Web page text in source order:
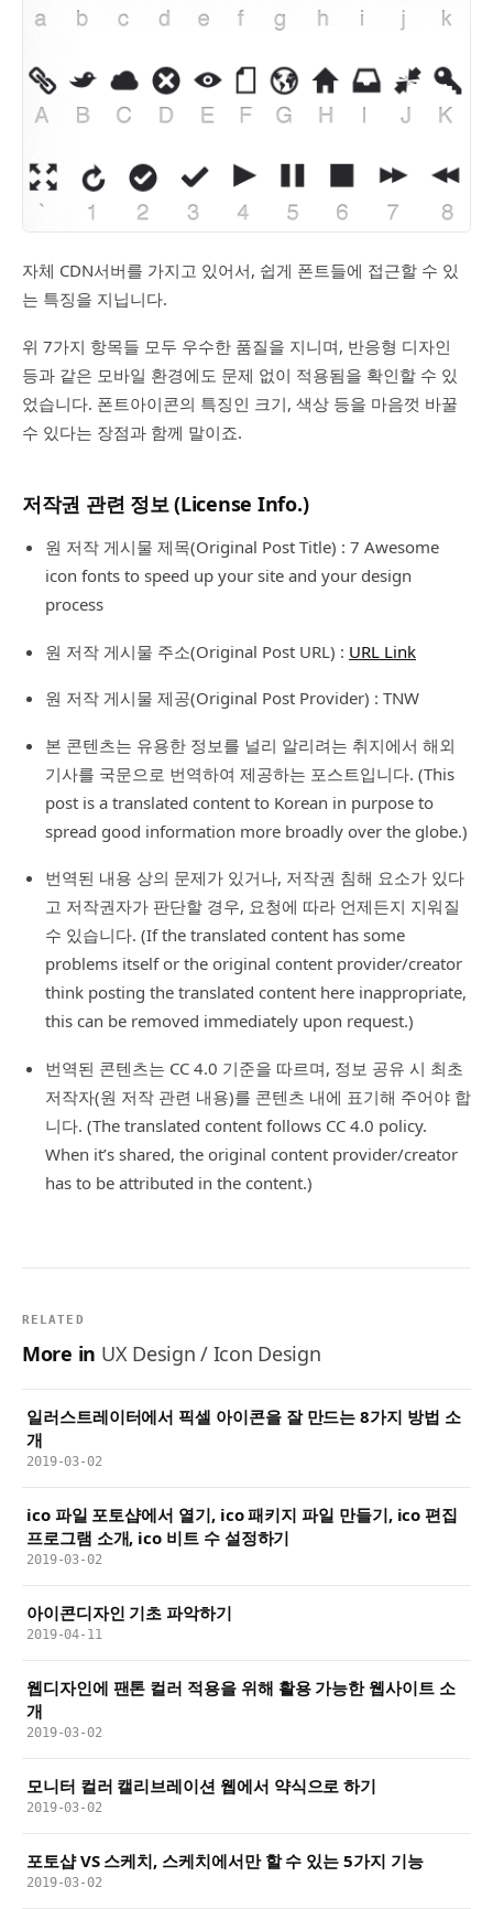
자체 CDN서버를 가지고 있어서, 쉽게 폰트들에 접근할 수 있
는 특징을 지닙니다.
위 7가지 항목들 모두 우수한 품질을 지니며, 반응형 디자인
등과 같은 모바일 환경에도 문제 없이 적용됨을 확인할 수 있
었습니다. 폰트아이콘의 특징인 크기, 색상 등을 마음껏 바꿀
수 있다는 장점과 함께 말이죠.
저작권 관련 정보 (License Info.)
원 저작 게시물 제목(Original Post Title) : 7 Awesome
icon fonts to speed up your site and your design
process
원 저작 게시물 주소(Original Post URL) : URL Link
원 저작 게시물 제공(Original Post Provider) : TNW
본 콘텐츠는 유용한 정보를 널리 알리려는 취지에서 해외
기사를 국문으로 번역하여 제공하는 포스트입니다. (This
post is a translated content to Korean in purpose to
spread good information more broadly over the globe.)
번역된 내용 상의 문제가 있거나, 저작권 침해 요소가 있다
고 저작권자가 판단할 경우, 요청에 따라 언제든지 지워질
수 있습니다. (If the translated content has some
problems itself or the original content provider/creator
think posting the translated content here inappropriate,
this can be removed immediately upon request.)
번역된 콘텐츠는 CC 4.0 기준을 따르며, 정보 공유 시 최초
저작자(원 저작 관련 내용)를 콘텐츠 내에 표기해 주어야 합
니다. (The translated content follows CC 4.0 policy.
When it’s shared, the original content provider/creator
has to be attributed in the content.)
RELATED
More in UX Design / Icon Design
일러스트레이터에서 픽셀 아이콘을 잘 만드는 8가지 방법 소
개
2019-03-02
ico 파일 포토샵에서 열기, ico 패키지 파일 만들기, ico 편집
프로그램 소개, ico 비트 수 설정하기
2019-03-02
아이콘디자인 기초 파악하기
2019-04-11
웹디자인에 팬톤 컬러 적용을 위해 활용 가능한 웹사이트 소
개
2019-03-02
모니터 컬러 캘리브레이션 웹에서 약식으로 하기
2019-03-02
포토샵 VS 스케치, 스케치에서만 할 수 있는 5가지 기능
2019-03-02